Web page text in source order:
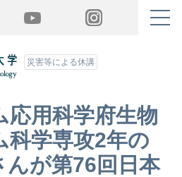
YouTube Instagram
災害等による休講
応用科学府生物
科学専攻2年の
んが第76回日本